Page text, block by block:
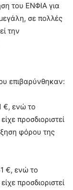
του ΕΝΦΙΑ για
σε πολλές
την
επιβαρύνθηκαν:
€, ενώ το
προσδιοριστεί
φόρου της
€, ενώ το
προσδιοριστεί